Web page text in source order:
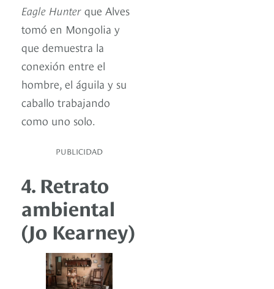
Eagle Hunter que Alves
tomó en Mongolia y
que demuestra la
conexión entre el
hombre, el águila y su
caballo trabajando
como uno solo.
PUBLICIDAD
4. Retrato
ambiental
(Jo Kearney)